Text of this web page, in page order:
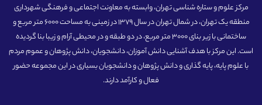
مرکز علوم و ستاره شناسی تهران، وابسته به معاونت اجتماعی و فرهنگی شهرداری
منطقه یک تهران، در شمال تهران در سال 1379 در زمینی به مساحت 6000 متر مربع و
ساختمانی با زیر بنای 3000 متر مربع، در دو طبقه و در محیطی آرام و زیبا بنا گردیده
است. این مرکز با هدف آشنایی دانش آموزان، دانشجویان، دانش پژوهان و عموم مردم
با علوم پایه، پایه گذاری و دانش پژوهان و دانشجویان بسیاری در این مجموعه حضور
فعال و کارآمد دارند.